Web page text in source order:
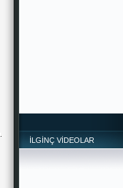
İLGİNÇ VİDEOLAR